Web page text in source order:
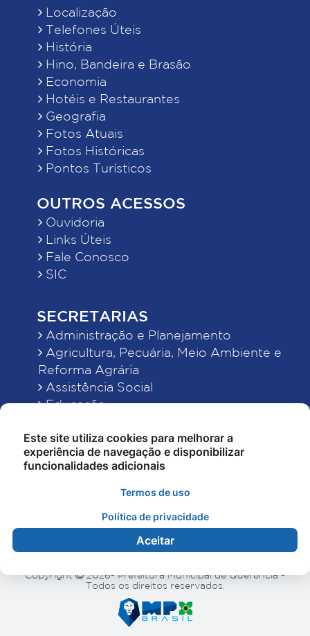
Localização
Telefones Úteis
História
Hino, Bandeira e Brasão
Economia
Hotéis e Restaurantes
Geografia
Fotos Atuais
Fotos Históricas
Pontos Turísticos
OUTROS ACESSOS
Ouvidoria
Links Úteis
Fale Conosco
SIC
SECRETARIAS
Administração e Planejamento
Agricultura, Pecuária, Meio Ambiente e
Reforma Agrária
Assistência Social
Educação
Finanças
Indústria, Comércio, Turismo, Ciência e
Tecnologia
Obras Públicas, Estradas e Rodagens
Saúde
Copyright
2026- Prefeitura Municipal de Querência -
Todos os direitos reservados.
Este site utiliza cookies para melhorar a
experiência de navegação e disponibilizar
funcionalidades adicionais
Termos de uso
Política de privacidade
Aceitar